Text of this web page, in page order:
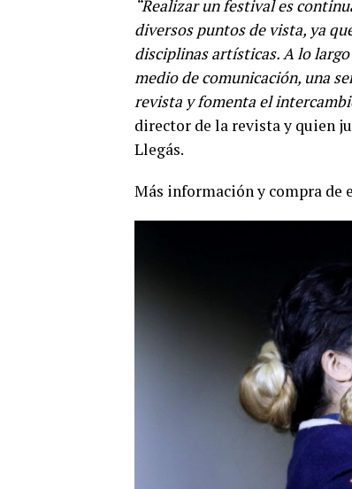
“Realizar un festival es
diversos puntos de vista, ya
disciplinas artísticas. A lo
medio de comunicación, una
revista y fomenta el
director de la revista y quien
Llegás.
Más información y compra de